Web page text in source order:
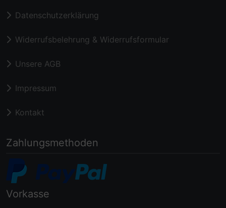
Datenschutzerklärung
Widerrufsbelehrung & Widerrufsformular
Unsere AGB
Impressum
Kontakt
Zahlungsmethoden
Vorkasse